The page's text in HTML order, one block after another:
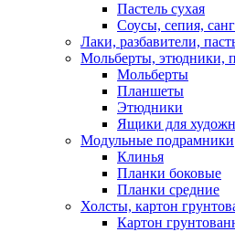
Пастель сухая
Соусы, сепия,
Лаки, разбавители,
Мольберты, этюдники,
Мольберты
Планшеты
Этюдники
Ящики для
Модульные подрамники
Клинья
Планки боковые
Планки средние
Холсты, картон
Картон